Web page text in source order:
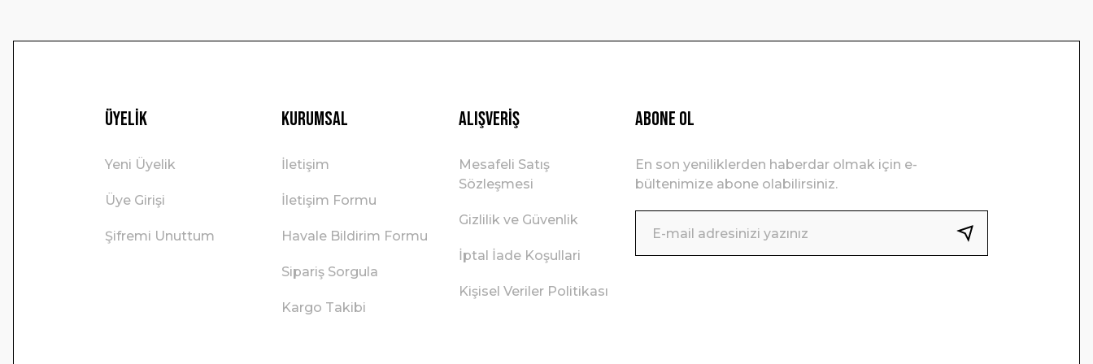
Üyelik
Yeni Üyelik
Üye Girişi
Şifremi Unuttum
Kurumsal
İletişim
İletişim Formu
Havale Bildirim Formu
Sipariş Sorgula
Kargo Takibi
Alışveriş
Mesafeli Satış
Sözleşmesi
Gizlilik ve Güvenlik
İptal İade Koşullari
Kişisel Veriler Politikası
ABONE OL
En son yeniliklerden haberdar olmak için e-
bültenimize abone olabilirsiniz.